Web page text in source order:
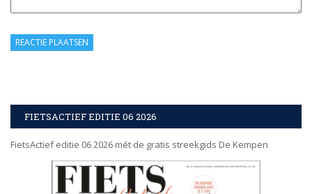
FIETSACTIEF EDITIE 06 2026
FietsActief editie 06 2026 mét de gratis streekgids De Kempen